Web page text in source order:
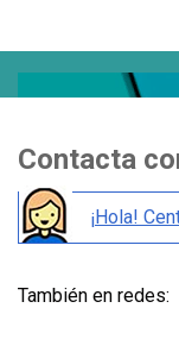
Contacta
¡Hola!
También en redes: